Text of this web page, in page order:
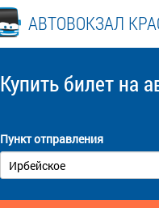
АВТОВОКЗАЛ
Купить билет на
Пункт отправления